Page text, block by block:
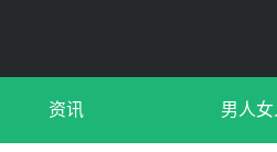
资讯 男人女